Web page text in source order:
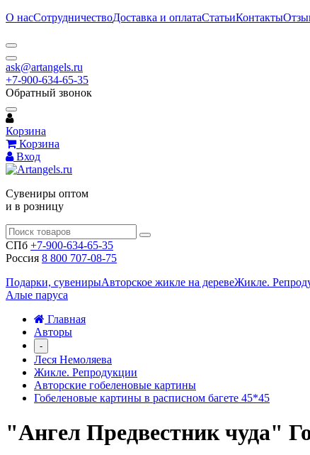
О насСотрудничествоДоставка и оплатаСтатьиКонтакты
ask@artangels.ru
+7-900-634-65-35
Обратный звонок
Корзина
Корзина
Вход
Сувениры оптом
и в розницу
СПб +7-900-634-65-35
Россия 8 800 707-08-75
Подарки, сувенирыАвторское жикле на деревеЖикле.
Алые паруса
Главная
Авторы
-
Леся Немоляева
Жикле. Репродукции
Авторские гобеленовые картины
Гобеленовые картины в расписном багете 45*45
"Ангел Предвестник чуда"